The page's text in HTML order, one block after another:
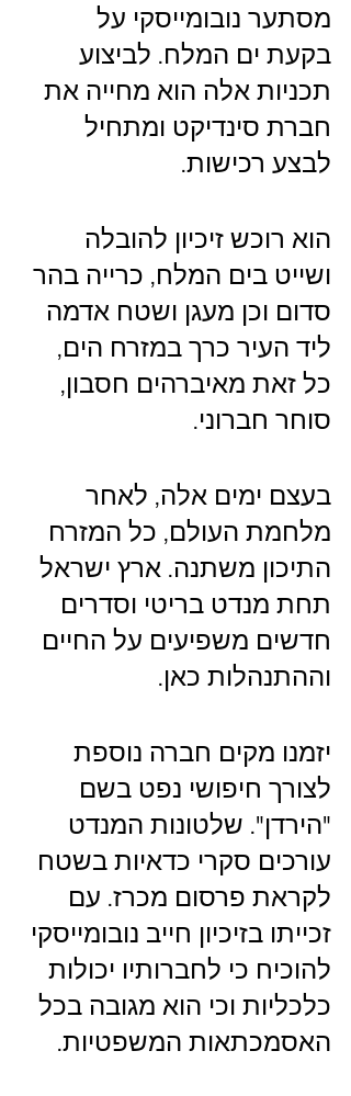
מסתער נובומייסקי על
בקעת ים המלח. לביצוע
תכניות אלה הוא מחייה את
חברת סינדיקט ומתחיל
לבצע רכישות.
הוא רוכש זיכיון להובלה
ושייט בים המלח, כרייה בהר
סדום וכן מעגן ושטח אדמה
ליד העיר כרך במזרח הים,
כל זאת מאיברהים חסבון,
סוחר חברוני.
בעצם ימים אלה, לאחר
מלחמת העולם, כל המזרח
התיכון משתנה. ארץ ישראל
תחת מנדט בריטי וסדרים
חדשים משפיעים על החיים
וההתנהלות כאן.
יזמנו מקים חברה נוספת
לצורך חיפושי נפט בשם
"הירדן". שלטונות המנדט
עורכים סקרי כדאיות בשטח
לקראת פרסום מכרז. עם
זכייתו בזיכיון חייב נובומייסקי
להוכיח כי לחברותיו יכולות
כלכליות וכי הוא מגובה בכל
האסמכתאות המשפטיות.